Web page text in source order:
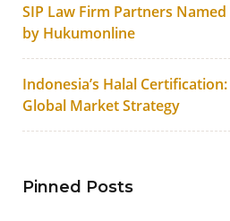
SIP Law Firm Partners
by Hukumonline
Indonesia’s Halal
Global Market Strategy
Pinned Posts